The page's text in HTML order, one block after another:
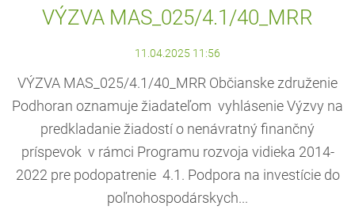
VÝZVA MAS_025/4.1/40_MRR
11.04.2025 11:56
VÝZVA MAS_025/4.1/40_MRR Občianske združenie
Podhoran oznamuje žiadateľom vyhlásenie Výzvy na
predkladanie žiadostí o nenávratný finančný
príspevok v rámci Programu rozvoja vidieka 2014-
2022 pre podopatrenie 4.1. Podpora na investície do
poľnohospodárskych...